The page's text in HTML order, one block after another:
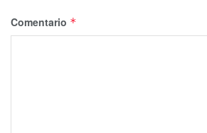
Comentario *